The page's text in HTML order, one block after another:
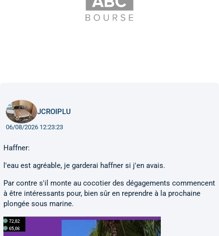
JCROIPLU
06/08/2026 12:23:23
Haffner:
l'eau est agréable, je garderai haffner si j'en avais.
Par contre s'il monte au cocotier des dégagements commencent
à être intéressants pour, bien sûr en reprendre à la prochaine
plongée sous marine.